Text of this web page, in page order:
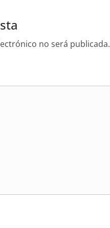
no será publicada.